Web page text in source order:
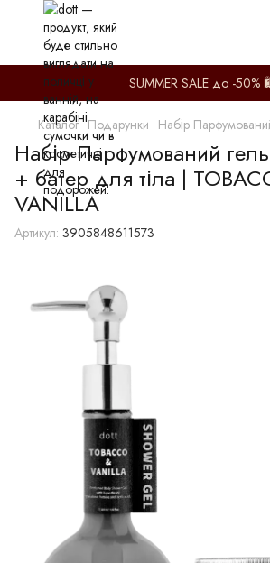
SUMMER SALE до -50%
Каталог Подарунки Набір
Набір Парфумований
+ батер для тіла |
VANILLA
Артикул: 3905848611573